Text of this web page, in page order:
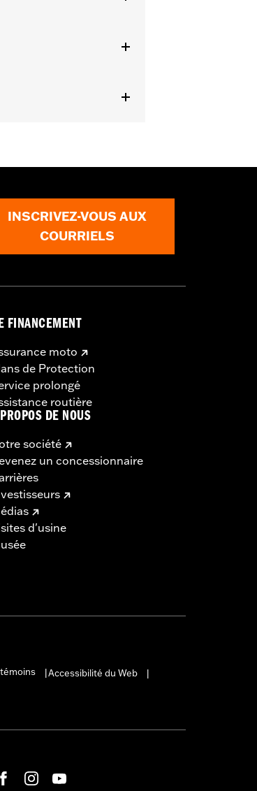
INSCRIVEZ-VOUS AUX
COURRIELS
FINANCEMENT
moto
de Protection
prolongé
routière
DE NOUS
société
un concessionnaire
d'usine
Accessibilité du Web